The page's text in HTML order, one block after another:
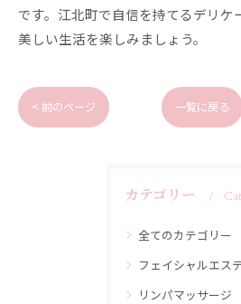
です。江北町で自信を持てるデリケ
美しい生活を楽しみましょう。
< 前のページ 一覧に戻る
カテゴリー
全てのカテゴリー
フェイシャルエス
リンパマッサージ